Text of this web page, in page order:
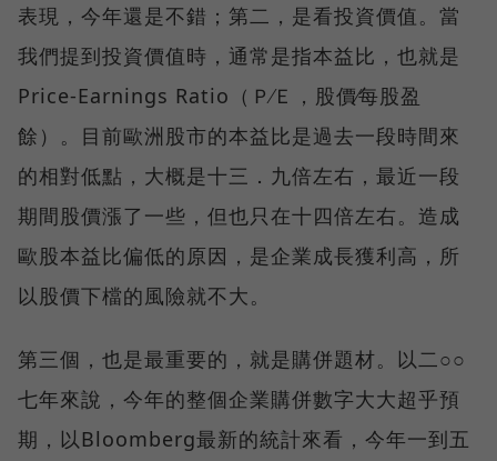
表現，今年還是不錯；第二，是看投資價值。當
我們提到投資價值時，通常是指本益比，也就是
Price-Earnings Ratio（Ｐ∕Ｅ，股價∕每股盈
餘）。目前歐洲股市的本益比是過去一段時間來
的相對低點，大概是十三．九倍左右，最近一段
期間股價漲了一些，但也只在十四倍左右。造成
歐股本益比偏低的原因，是企業成長獲利高，所
以股價下檔的風險就不大。
第三個，也是最重要的，就是購併題材。以二○○
七年來說，今年的整個企業購併數字大大超乎預
期，以Bloomberg最新的統計來看，今年一到五